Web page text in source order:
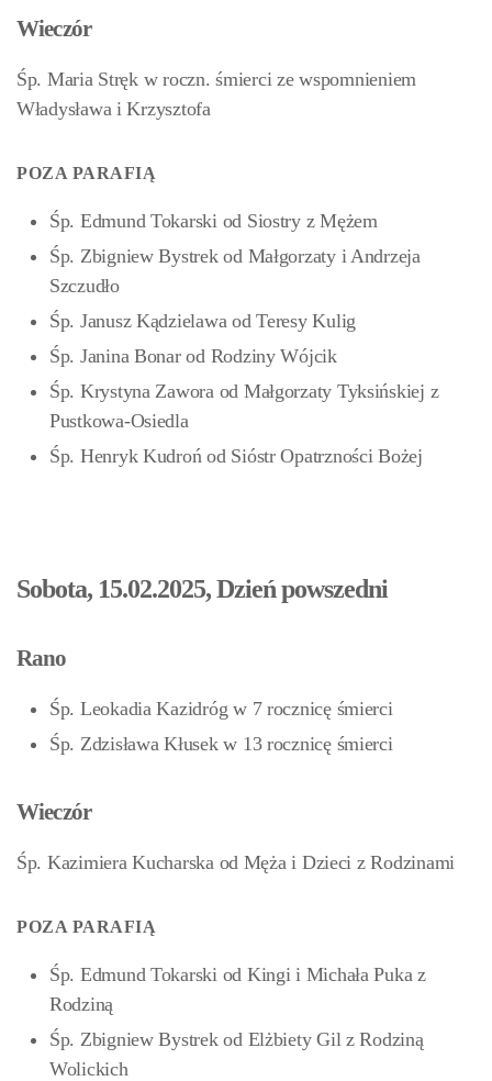
Wieczór
Śp. Maria Stręk w roczn. śmierci ze wspomnieniem
Władysława i Krzysztofa
POZA PARAFIĄ
Śp. Edmund Tokarski od Siostry z Mężem
Śp. Zbigniew Bystrek od Małgorzaty i Andrzeja
Szczudło
Śp. Janusz Kądzielawa od Teresy Kulig
Śp. Janina Bonar od Rodziny Wójcik
Śp. Krystyna Zawora od Małgorzaty Tyksińskiej z
Pustkowa-Osiedla
Śp. Henryk Kudroń od Sióstr Opatrzności Bożej
Sobota, 15.02.2025, Dzień powszedni
Rano
Śp. Leokadia Kazidróg w 7 rocznicę śmierci
Śp. Zdzisława Kłusek w 13 rocznicę śmierci
Wieczór
Śp. Kazimiera Kucharska od Męża i Dzieci z Rodzinami
POZA PARAFIĄ
Śp. Edmund Tokarski od Kingi i Michała Puka z
Rodziną
Śp. Zbigniew Bystrek od Elżbiety Gil z Rodziną
Wolickich